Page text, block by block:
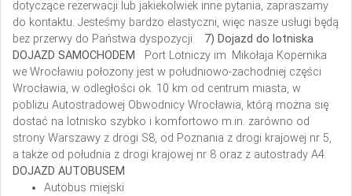
dotyczące rezerwacji lub jakiekolwiek inne pytania, zapraszamy
do kontaktu. Jesteśmy bardzo elastyczni, więc nasze usługi będą
bez przerwy do Państwa dyspozycji.
7) Dojazd do lotniska
DOJAZD SAMOCHODEM
Port Lotniczy im. Mikołaja Kopernika
we Wrocławiu położony jest w południowo-zachodniej części
Wrocławia, w odległości ok. 10 km od centrum miasta, w
pobliżu Autostradowej Obwodnicy Wrocławia, którą można się
dostać na lotnisko szybko i komfortowo m.in. zarówno od
strony Warszawy z drogi S8, od Poznania z drogi krajowej nr 5,
a także od południa z drogi krajowej nr 8 oraz z autostrady A4.
DOJAZD AUTOBUSEM
Autobus miejski